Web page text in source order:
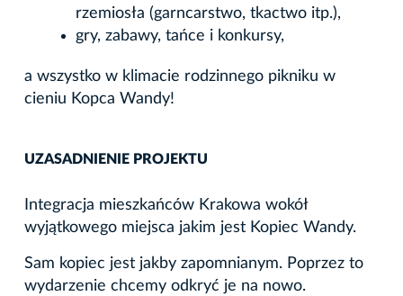
rzemiosła (garncarstwo, tkactwo itp.),
gry, zabawy, tańce i konkursy,
a wszystko w klimacie rodzinnego pikniku w
cieniu Kopca Wandy!
UZASADNIENIE PROJEKTU
Integracja mieszkańców Krakowa wokół
wyjątkowego miejsca jakim jest Kopiec Wandy.
Sam kopiec jest jakby zapomnianym. Poprzez to
wydarzenie chcemy odkryć je na nowo.